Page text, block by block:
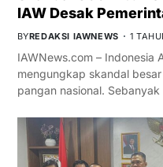
IAW Desak
BYREDAKSI IAWNEWS 1
IAWNews.com – Indonesia
mengungkap skandal
pangan nasional.